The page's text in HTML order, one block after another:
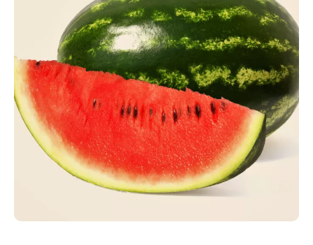
ποικιλιών λαχανικών
σπόροι αρωματικών & βότανα
σπόροι βιομηχανίας τροφίμων
κοκκάρι σποράς
σκόρδο σποράς
σπόροι δημητριακών
πατατόσπορος
σπόροι λειμώνες - μίγματα